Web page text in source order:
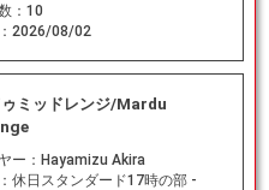
： 10
2026/08/02
ゥミッドレンジ/Mardu
ー： Hayamizu Akira
休日スタンダード17時の部 -